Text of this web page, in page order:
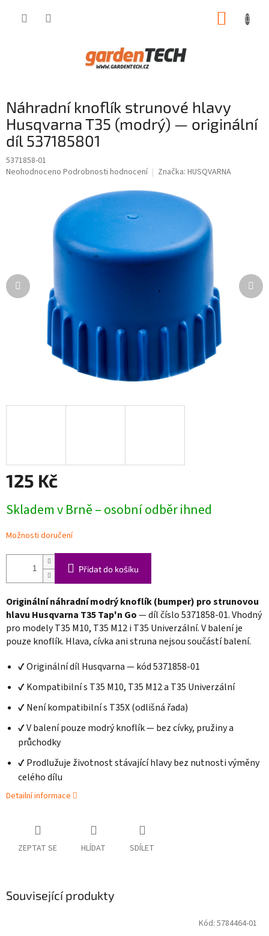
Náhradní knoflík strunové hlavy
Husqvarna T35 (modrý) — originální
díl 537185801
5371858-01
Průměrné
Neohodnoceno Podrobnosti hodnocení Značka: HUSQVARNA
125 Kč
cena:
Skladem v Brně – osobní odběr ihned
Možnosti doručení
Přidat do košíku
Originální náhradní modrý knoflík (bumper) pro strunovou
hlavu Husqvarna T35 Tap'n Go— díl číslo 5371858-01. Vhodný
pro modely T35 M10, T35 M12 i T35 Univerzální. V balení je
pouze knoflík. Hlava, cívka ani struna nejsou součástí balení.
✔ Originální díl Husqvarna — kód 5371858-01
✔ Kompatibilní s T35 M10, T35 M12 a T35 Univerzální
✔ Není kompatibilní s T35X (odlišná řada)
✔ V balení pouze modrý knoflík — bez cívky, pružiny a
průchodky
✔ Prodlužuje životnost stávající hlavy bez nutnosti výměny
celého dílu
Detailní informace
ZEPTAT SE HLÍDAT SDÍLET
Související produkty
Kód: 5784464-01